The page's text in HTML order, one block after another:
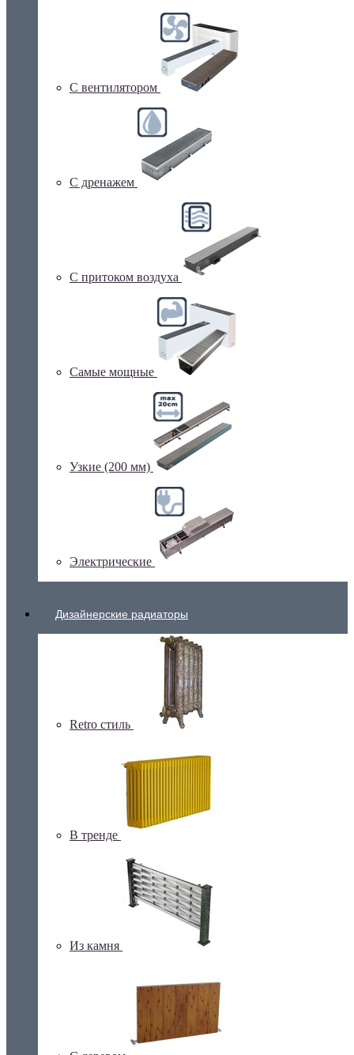
С вентилятором
С дренажем
С притоком воздуха
Самые мощные
Узкие (200 мм)
Электрические
Дизайнерские радиаторы
Retro стиль
В тренде
Из камня